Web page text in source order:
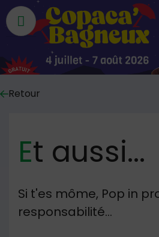
Menu du site
Retour
Et aussi...
Si t'es môme, Pop in
responsabilité...